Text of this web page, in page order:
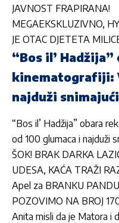
JAVNOST FRAPIRANA!
MEGAEKSKLUZIVNO,
JE OTAC DJETETA
“Bos il’
kinematografiji:
najduži
“Bos il’ Hadžija” obara
od 100 glumaca i najduži
ŠOK! BRAK DARKA
UDESA, KAĆA TRAŽI
Apel za BRANKU
POZOVIMO NA BROJ
Anita misli da je Matora i